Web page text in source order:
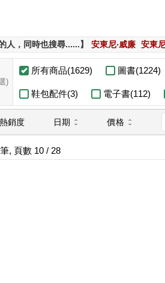
人，同時也搜尋......】
安東尼‧威廉 安東
)
所有商品(1629) 圖書(1224)
鞋包配件(3) 電子書(112)
熱銷度 日期 價格
筆, 頁數 10 / 28